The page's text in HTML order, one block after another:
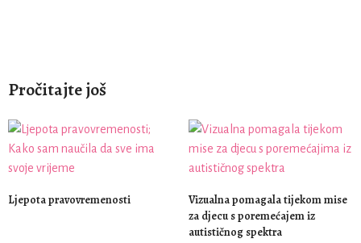
Pročitajte još
Ljepota pravovremenosti
Vizualna pomagala tijekom mise
za djecu s poremećajem iz
autističnog spektra